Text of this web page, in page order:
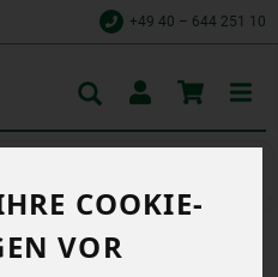
COOKIE-
VOR
+49 40 – 644 251 10
Toggle
cart